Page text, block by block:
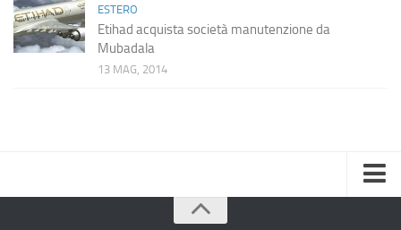
ESTERO
Etihad acquista società manutenzione da
Mubadala
13 MAG, 2014